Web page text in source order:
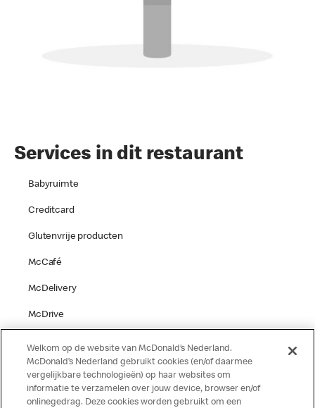
Services in dit restaurant
Babyruimte
Creditcard
Glutenvrije producten
McCafé
McDelivery
McDrive
Speelgelegenheid
Terras
Welkom op de website van McDonald’s Nederland.
McDonald’s Nederland gebruikt cookies (en/of daarmee
vergelijkbare technologieën) op haar websites om
informatie te verzamelen over jouw device, browser en/of
onlinegedrag. Deze cookies worden gebruikt om een